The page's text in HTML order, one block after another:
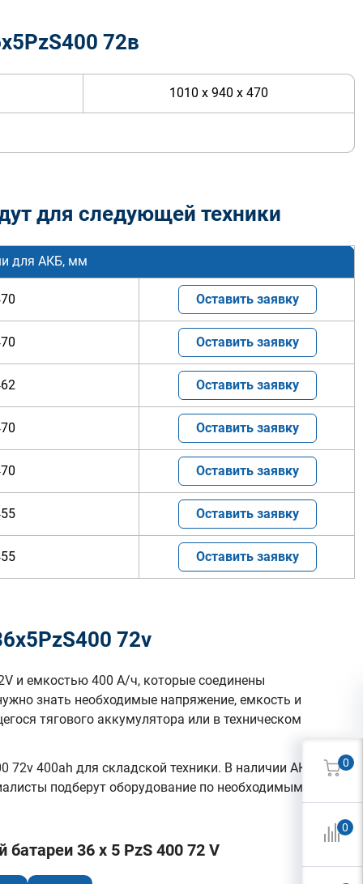
72в
1010 x 940 x 470
для следующей техники
для АКБ, мм
Оставить заявку
Оставить заявку
Оставить заявку
Оставить заявку
Оставить заявку
Оставить заявку
Оставить заявку
72v
и емкостью 400 А/ч, которые соединены
знать необходимые напряжение, емкость и
тягового аккумулятора или в техническом
72v 400ah для складской техники. В наличии АКБ на
подберут оборудование по необходимым
36 x 5 PzS 400 72 V
0
0